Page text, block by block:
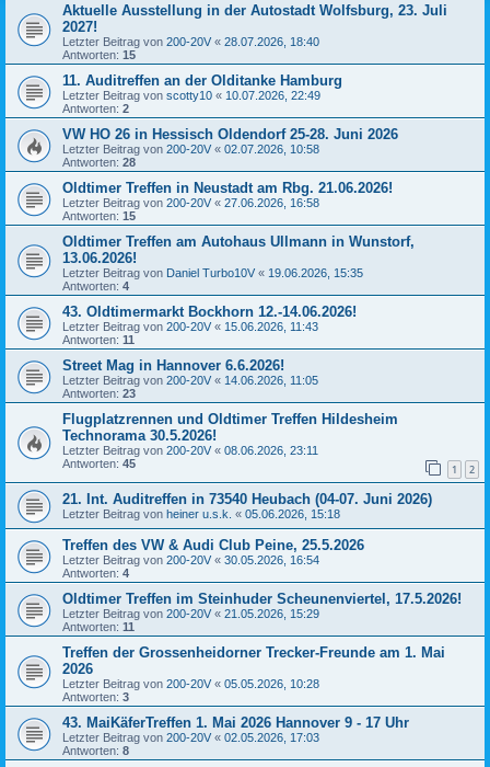
Aktuelle Ausstellung in der Autostadt Wolfsburg, 23. Juli
2027!
Letzter Beitrag von 200-20V « 28.07.2026, 18:40
Antworten: 15
11. Auditreffen an der Olditanke Hamburg
Letzter Beitrag von scotty10 « 10.07.2026, 22:49
Antworten: 2
VW HO 26 in Hessisch Oldendorf 25-28. Juni 2026
Letzter Beitrag von 200-20V « 02.07.2026, 10:58
Antworten: 28
Oldtimer Treffen in Neustadt am Rbg. 21.06.2026!
Letzter Beitrag von 200-20V « 27.06.2026, 16:58
Antworten: 15
Oldtimer Treffen am Autohaus Ullmann in Wunstorf,
13.06.2026!
Letzter Beitrag von Daniel Turbo10V « 19.06.2026, 15:35
Antworten: 4
43. Oldtimermarkt Bockhorn 12.-14.06.2026!
Letzter Beitrag von 200-20V « 15.06.2026, 11:43
Antworten: 11
Street Mag in Hannover 6.6.2026!
Letzter Beitrag von 200-20V « 14.06.2026, 11:05
Antworten: 23
Flugplatzrennen und Oldtimer Treffen Hildesheim
Technorama 30.5.2026!
Letzter Beitrag von 200-20V « 08.06.2026, 23:11
Antworten: 45 1 2
21. Int. Auditreffen in 73540 Heubach (04-07. Juni 2026)
Letzter Beitrag von heiner u.s.k. « 05.06.2026, 15:18
Treffen des VW & Audi Club Peine, 25.5.2026
Letzter Beitrag von 200-20V « 30.05.2026, 16:54
Antworten: 4
Oldtimer Treffen im Steinhuder Scheunenviertel, 17.5.2026!
Letzter Beitrag von 200-20V « 21.05.2026, 15:29
Antworten: 11
Treffen der Grossenheidorner Trecker-Freunde am 1. Mai
2026
Letzter Beitrag von 200-20V « 05.05.2026, 10:28
Antworten: 3
43. MaiKäferTreffen 1. Mai 2026 Hannover 9 - 17 Uhr
Letzter Beitrag von 200-20V « 02.05.2026, 17:03
Antworten: 8